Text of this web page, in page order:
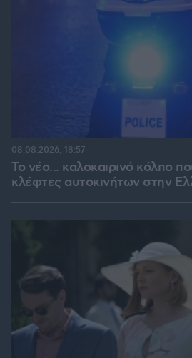
Το νέο... καλοκαιρινό κόλπο
κλέφτες αυτοκινήτων στην
08.08.2026, 18:57